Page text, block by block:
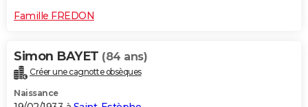
Famille FREDON
Simon BAYET (84 ans)
Créer une cagnotte obsèques
Naissance